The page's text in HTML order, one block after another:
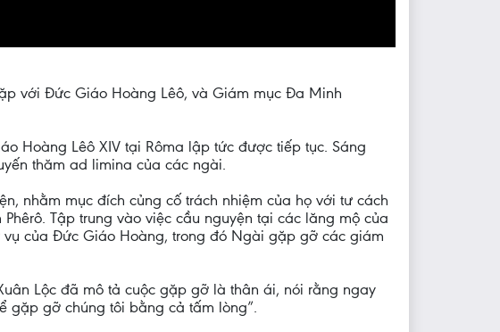
với Đức Giáo Hoàng Lêô, và Giám mục Đa Minh
Hoàng Lêô XIV tại Rôma lập tức được tiếp tục. Sáng
thăm ad limina của các ngài.
nhằm mục đích củng cố trách nhiệm của họ với tư cách
Tập trung vào việc cầu nguyện tại các lăng mộ của
vụ của Đức Giáo Hoàng, trong đó Ngài gặp gỡ các giám
Lộc đã mô tả cuộc gặp gỡ là thân ái, nói rằng ngay
gặp gỡ chúng tôi bằng cả tấm lòng”.